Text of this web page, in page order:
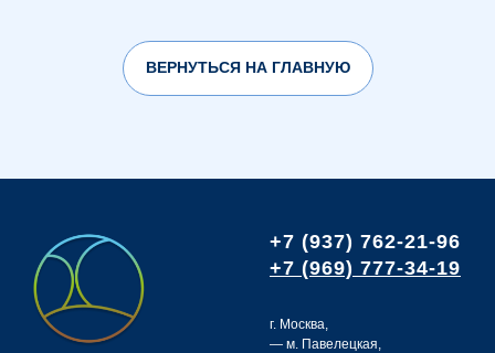
ВЕРНУТЬСЯ НА ГЛАВНУЮ
+7 (937) 762-21-96
+7 (969) 777-34-19
г. Москва,
— м. Павелецкая,